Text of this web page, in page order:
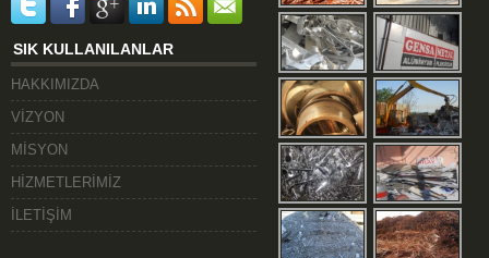
SIK KULLANILANLAR
HAKKIMIZDA
VİZYON
MİSYON
HİZMETLERİMİZ
İLETİŞİM